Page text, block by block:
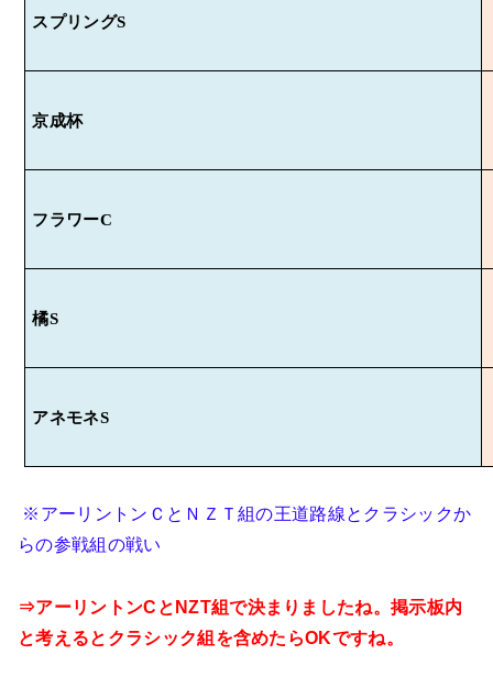
スプリングS
京成杯
フラワーC
橘S
アネモネS
※アーリントンＣとＮＺＴ組の王道路線とクラシックか
らの参戦組の戦い
⇒アーリントンC と NZT組で決まりましたね。掲示板内
と考えるとクラシック組を含めたらOKですね。